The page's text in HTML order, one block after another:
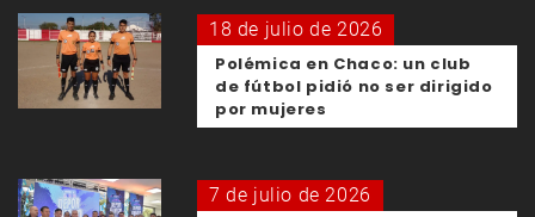
18 de julio de 2026
Polémica en Chaco: un club
de fútbol pidió no ser dirigido
por mujeres
7 de julio de 2026